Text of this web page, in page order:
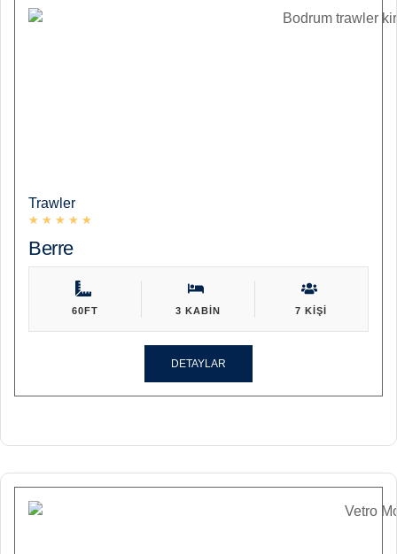
Trawler
★ ★ ★ ★ ★
Berre
60FT 3 KABIN 7 KIŞI
DETAYLAR